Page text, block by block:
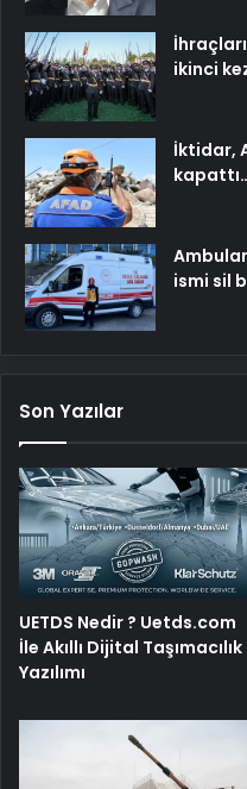
İktidar,
ismi sil
Son Yazılar
UETDS Nedir ? Uetds.com
İle Akıllı Dijital Taşımacılık
Yazılımı
Savunma Sanayinde